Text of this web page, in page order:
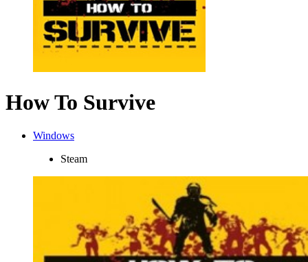
How To Survive
Windows
Steam